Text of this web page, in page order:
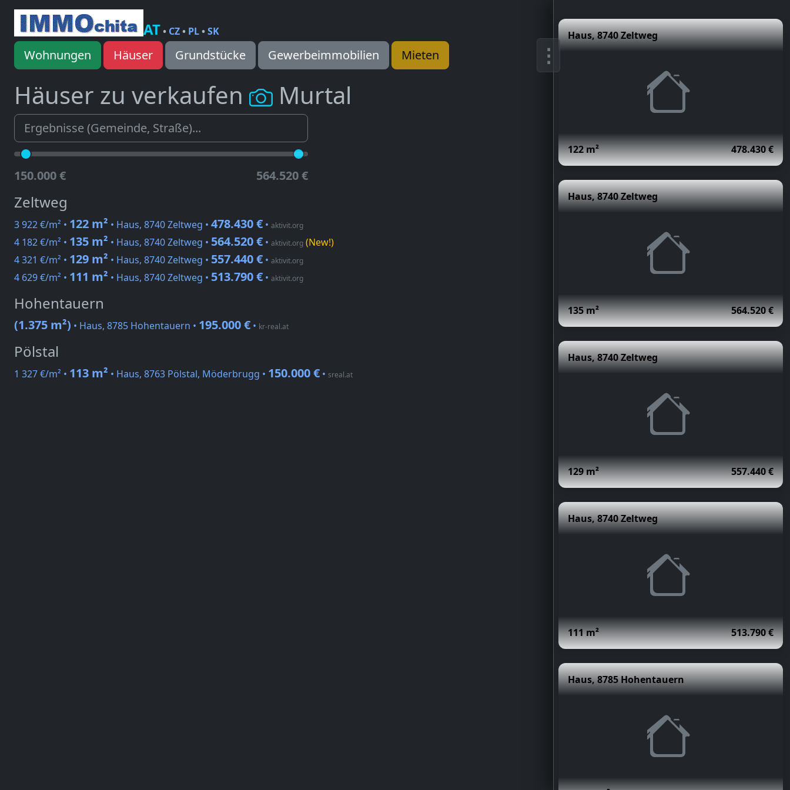
AT• CZ• PL•SK
Wohnungen Häuser Grundstücke Gewerbeimmobilien Mieten
Häuser zu verkaufen Murtal
150.000 € 564.520 €
Zeltweg
3 922 €/m² • 122 m² • Haus, 8740 Zeltweg • 478.430 € • aktivit.org
4 182 €/m² • 135 m² • Haus, 8740 Zeltweg • 564.520 € • aktivit.org (New!)
4 321 €/m² • 129 m² • Haus, 8740 Zeltweg • 557.440 € • aktivit.org
4 629 €/m² • 111 m² • Haus, 8740 Zeltweg • 513.790 € • aktivit.org
Hohentauern
(1.375 m²) • Haus, 8785 Hohentauern • 195.000 € • kr-real.at
Pölstal
1 327 €/m² • 113 m² • Haus, 8763 Pölstal, Möderbrugg • 150.000 € • sreal.at